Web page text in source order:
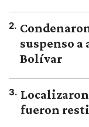
2.
suspenso a
Bolívar
3.
fueron